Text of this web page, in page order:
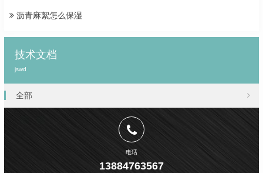
沥青麻絮怎么保湿
技术文档
jswd
全部
电话
13884763567